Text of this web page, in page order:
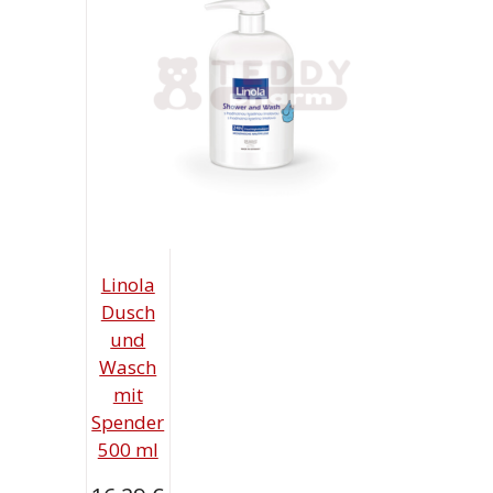
Linola
Dusch
und
Wasch
mit
Spender
500 ml